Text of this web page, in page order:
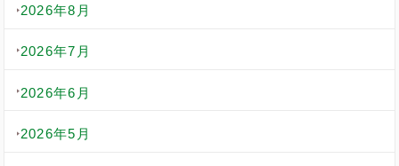
2026年8月
2026年7月
2026年6月
2026年5月